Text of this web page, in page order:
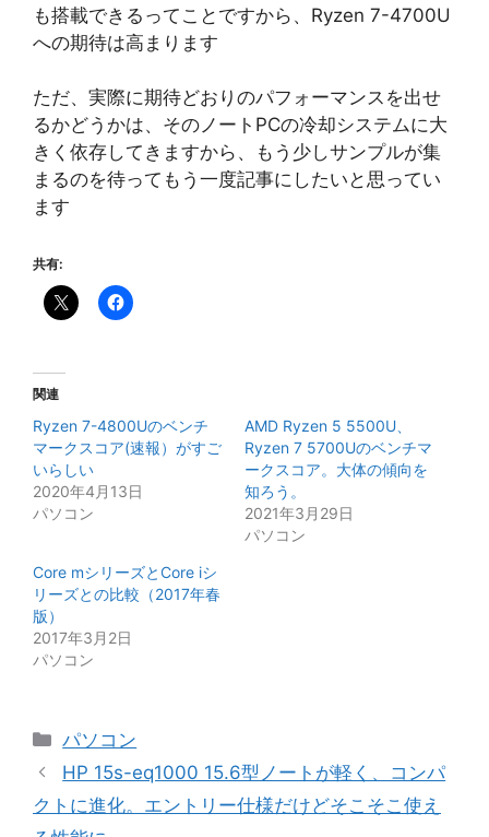
も搭載できるってことですから、Ryzen 7-4700U
への期待は高まります
ただ、実際に期待どおりのパフォーマンスを出せ
るかどうかは、そのノートPCの冷却システムに大
きく依存してきますから、もう少しサンプルが集
まるのを待ってもう一度記事にしたいと思ってい
ます
共有:
関連
Ryzen 7-4800Uのベンチ
マークスコア(速報）がすご
いらしい
2020年4月13日
パソコン
AMD Ryzen 5 5500U、
Ryzen 7 5700Uのベンチマ
ークスコア。大体の傾向を
知ろう。
2021年3月29日
パソコン
Core mシリーズとCore iシ
リーズとの比較（2017年春
版）
2017年3月2日
パソコン
カ
テ
リ
パソコン
HP 15s-eq1000 15.6型ノートが軽く、コンパ
クトに進化。エントリー仕様だけどそこそこ使え